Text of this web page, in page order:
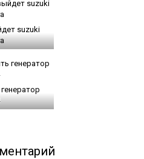
suzuki